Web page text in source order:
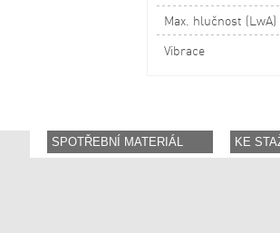
Max. hlučnost (LwA)
Vibrace